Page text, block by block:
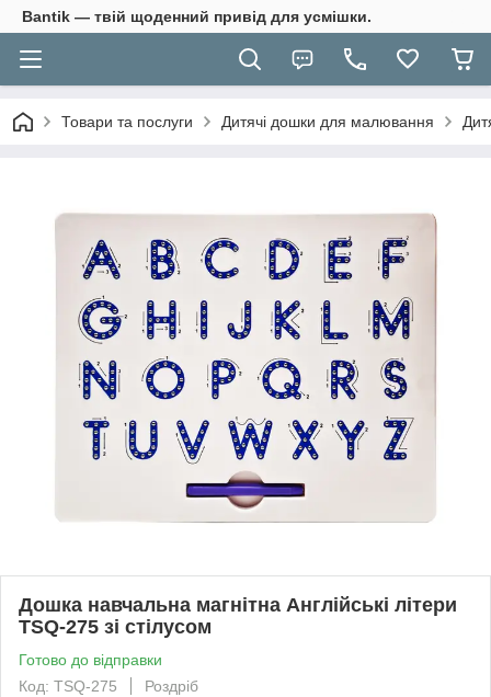
Bantik — твій щоденний привід для усмішки.
Товари та послуги Дитячі дошки для малювання
Дошка навчальна магнітна Англійські літери
TSQ-275 зі стілусом
Готово до відправки
Код: TSQ-275
Роздріб